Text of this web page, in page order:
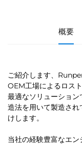
概要
ご紹介します、
OEM工場によるロス
最適なソリューショ
造法を用いて製造さ
けします。
当社の経験豊富なエ